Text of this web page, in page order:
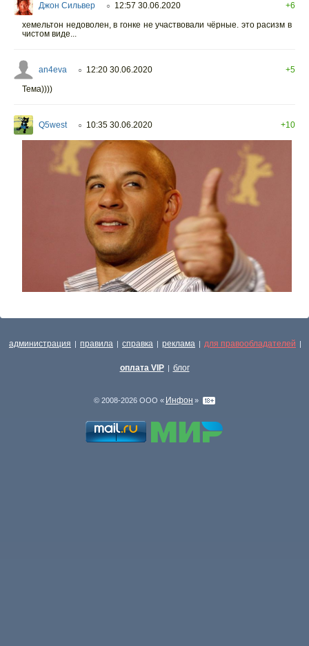
Джон Сильвер ○ 12:57 30.06.2020
+6
хемельтон недоволен, в гонке не участвовали чёрные. это расизм в
чистом виде...
an4eva ○ 12:20 30.06.2020
+5
Тема))))
Q5west ○ 10:35 30.06.2020 +10
администрация | правила | справка | реклама | для правообладателей |
оплата VIP | блог
© 2008-2026 ООО « Инфон »